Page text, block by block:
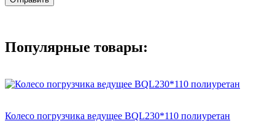
Популярные товары:
Колесо погрузчика ведущее BQL230*110 полиуретан